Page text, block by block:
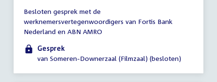
vergadering
16:30
-
18:00
uur
Besloten gesprek met de
werknemersvertegenwoordigers van Fortis Bank
Nederland en ABN AMRO
Gesprek
van Someren-Downerzaal (Filmzaal) (besloten)